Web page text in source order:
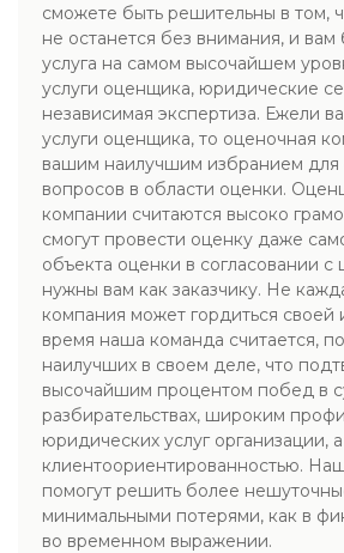
сможете быть решительны в том,
не останется без внимания, и вам
услуга на самом высочайшем
услуги оценщика, юридические
независимая экспертиза. Ежели
услуги оценщика, то оценочная
вашим наилучшим избранием
вопросов в области оценки.
компании считаются высоко
смогут провести оценку даже
объекта оценки в согласовании с
нужны вам как заказчику. Не
компания может гордиться своей
время наша команда считается,
наилучших в своем деле, что
высочайшим процентом побед в
разбирательствах, широким
юридических услуг организации,
клиентоориентированностью.
помогут решить более
минимальными потерями, как в
во временном выражении.